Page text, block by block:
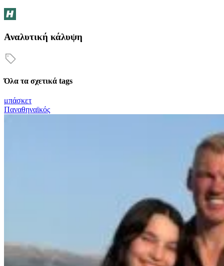
Αναλυτική κάλυψη
Όλα τα σχετικά tags
μπάσκετ
Παναθηναϊκός